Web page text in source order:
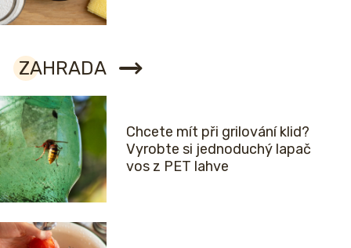
ZAHRADA
Chcete mít při grilování klid?
Vyrobte si jednoduchý lapač
vos z PET lahve